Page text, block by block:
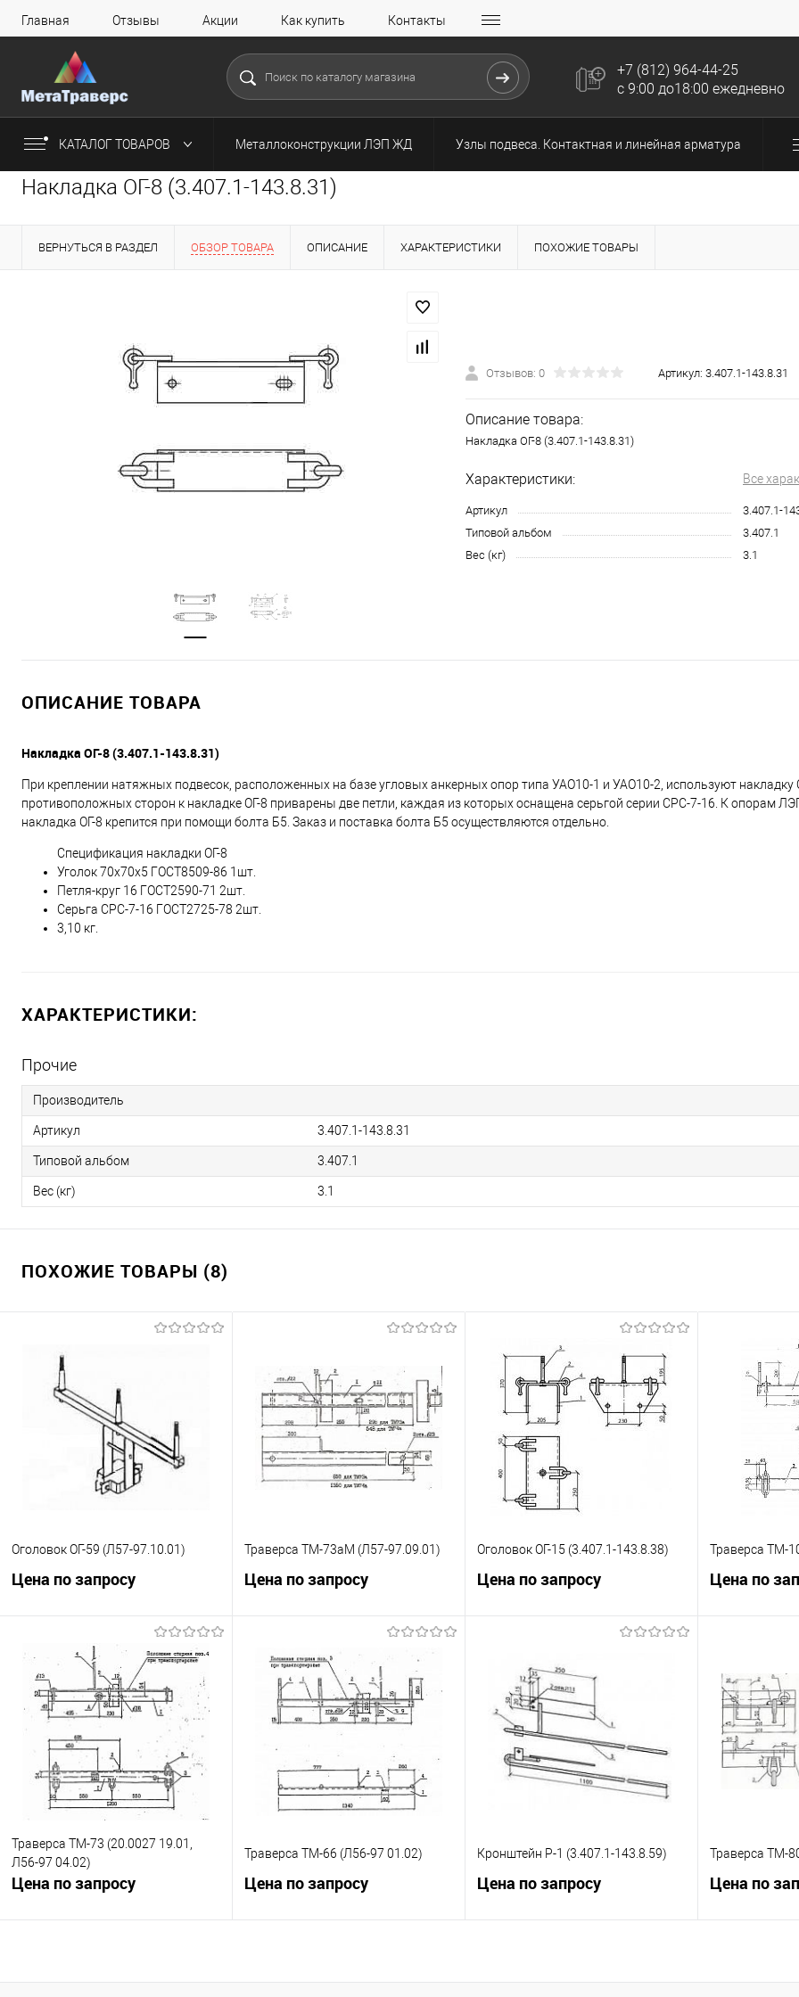
Главная Отзывы Акции Как купить Контакты
+7 (812) 964-44-25
с 9:00 до18:00 ежедневно
КАТАЛОГ ТОВАРОВ Металлоконструкции ЛЭП ЖД Узлы подвеса. Контактная и линейная арматура
Накладка ОГ-8 (3.407.1-143.8.31)
ВЕРНУТЬСЯ В РАЗДЕЛ ОБЗОР ТОВАРА ОПИСАНИЕ ХАРАКТЕРИСТИКИ ПОХОЖИЕ ТОВАРЫ
Отзывов: 0 Артикул: 3.407.1-143.8.31
Описание товара:
Накладка ОГ-8 (3.407.1-143.8.31)
Характеристики: Все
Артикул
3.407.1-
Типовой альбом
3.407.1
Вес (кг)
3.1
ОПИСАНИЕ ТОВАРА
Накладка ОГ-8 (3.407.1-143.8.31)
При креплении натяжных подвесок, расположенных на базе угловых анкерных опор типа УАО10-1 и УАО10-2, используют накладку
противоположных сторон к накладке ОГ-8 приварены две петли, каждая из которых оснащена серьгой серии СРС-7-16. К опорам
накладка ОГ-8 крепится при помощи болта Б5. Заказ и поставка болта Б5 осуществляются отдельно.
Спецификация накладки ОГ-8
Уголок 70х70х5 ГОСТ8509-86 1шт.
Петля-круг 16 ГОСТ2590-71 2шт.
Серьга СРС-7-16 ГОСТ2725-78 2шт.
3,10 кг.
ХАРАКТЕРИСТИКИ:
Прочие
Производитель
Артикул 3.407.1-143.8.31
Типовой альбом 3.407.1
Вес (кг) 3.1
ПОХОЖИЕ ТОВАРЫ (8)
Оголовок ОГ-59 (Л57-97.10.01)
Цена по запросу
Запросить цену
Купить в 1 клик
К сравнению
В избранное
Под заказ
Траверса ТМ-73аМ (Л57-97.09.01)
Цена по запросу
Запросить цену
Купить в 1 клик
К сравнению
В избранное
Под заказ
Оголовок ОГ-15 (3.407.1-143.8.38)
Цена по запросу
Запросить цену
Купить в 1 клик
В избранное
Под заказ
Траверса ТМ-
Цена по
Купить в 1
В избранное
Траверса ТМ-73 (20.0027 19.01,
Л56-97 04.02)
Цена по запросу
Траверса ТМ-66 (Л56-97 01.02)
Цена по запросу
Кронштейн Р-1 (3.407.1-143.8.59)
Цена по запросу
Траверса ТМ-
Цена по